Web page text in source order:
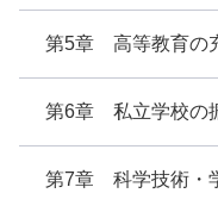
第5章 高等教育の
第6章 私立学校の
第7章 科学技術・